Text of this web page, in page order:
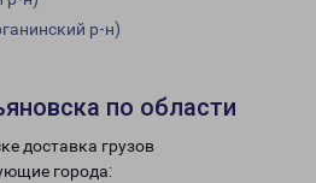
р-н)
по области
доставка грузов
города: